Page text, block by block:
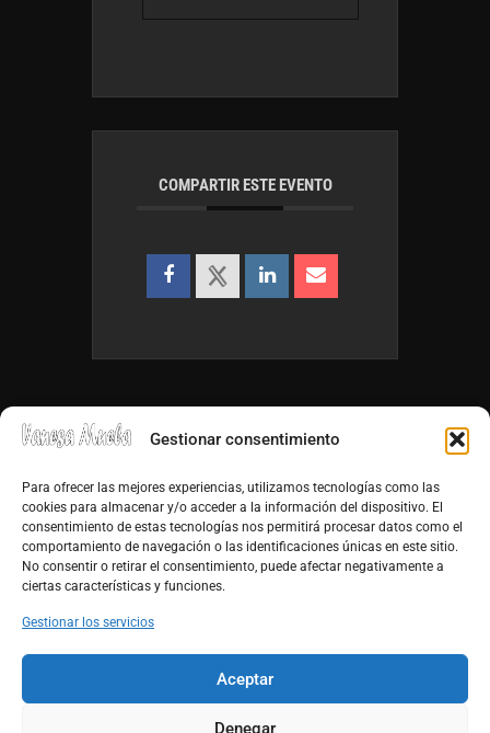
Gestionar consentimiento
Para ofrecer las mejores experiencias, utilizamos tecnologías como las
cookies para almacenar y/o acceder a la información del dispositivo. El
consentimiento de estas tecnologías nos permitirá procesar datos como el
comportamiento de navegación o las identificaciones únicas en este sitio.
No consentir o retirar el consentimiento, puede afectar negativamente a
ciertas características y funciones.
Gestionar los servicios
Aceptar
Denegar
COMPARTIR ESTE EVENTO
info@vanesamuela.es
Tfno. 659 813 899
Youtube